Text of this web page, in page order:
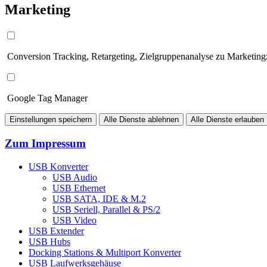
Marketing
Conversion Tracking, Retargeting, Zielgruppenanalyse zu
Google Tag Manager
Einstellungen speichern Alle Dienste ablehnen Alle Dienste erlauben
Zum Impressum
USB Konverter
USB Audio
USB Ethernet
USB SATA, IDE & M.2
USB Seriell, Parallel & PS/2
USB Video
USB Extender
USB Hubs
Docking Stations & Multiport Konverter
USB Laufwerksgehäuse